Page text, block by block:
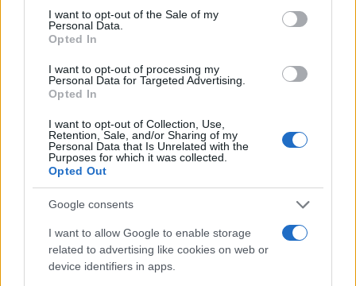
consent section.
I want to opt-out of the Sale of my
Personal Data.
Opted In
I want to opt-out of processing my
Personal Data for Targeted Advertising.
Opted In
I want to opt-out of Collection, Use,
Retention, Sale, and/or Sharing of my
Personal Data that Is Unrelated with the
Purposes for which it was collected.
Opted Out
Google consents
I want to allow Google to enable storage
related to advertising like cookies on web or
device identifiers in apps.